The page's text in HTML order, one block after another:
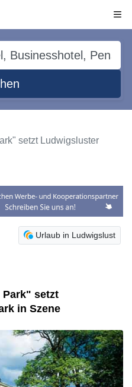
setzt Ludwigsluster
Urlaub in Ludwigslust
Park" setzt
in Szene